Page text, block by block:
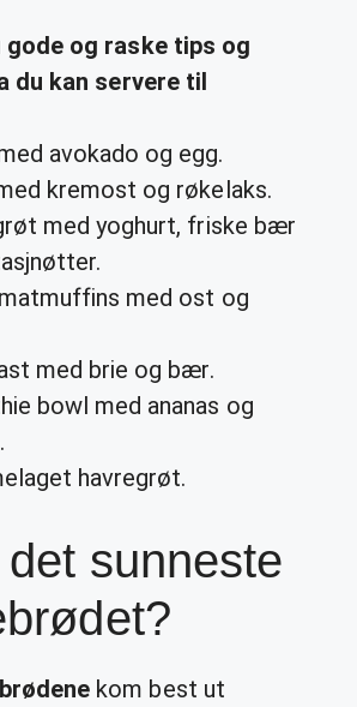
gode og raske tips og
du kan servere til
avokado og egg.
kremost og røkelaks.
med yoghurt, friske bær
med ost og
med brie og bær.
bowl med ananas og
havregrøt.
sunneste
kom best ut